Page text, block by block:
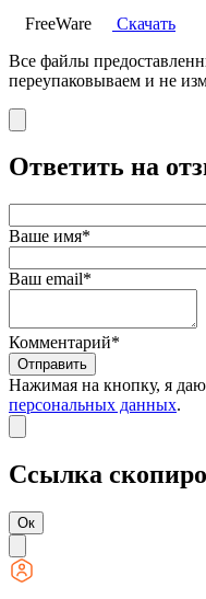
FreeWare
Скачать
Все файлы
переупаковываем и не
Ответить на
Ваше имя*
Ваш email*
Комментарий*
Отправить
Нажимая на кнопку, я даю
персональных данных.
Ссылка
Ок